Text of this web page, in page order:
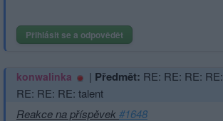
Přihlásit se a odpovědět
konwalinka | Předmět: RE: RE: RE: RE:
RE: RE: RE: talent
Reakce na příspěvek#1648